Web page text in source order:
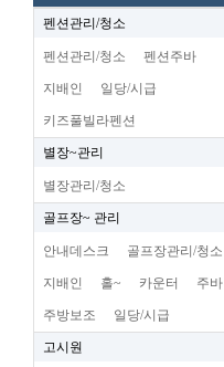
펜션관리/청소
펜션관리/청소 펜션주바
지배인 일당/시급
키즈풀빌라펜션
별장~관리
별장관리/청소
골프장~ 관리
안내데스크 골프장관리/청소
지배인 홀~ 카운터 주바
주방보조 일당/시급
고시원